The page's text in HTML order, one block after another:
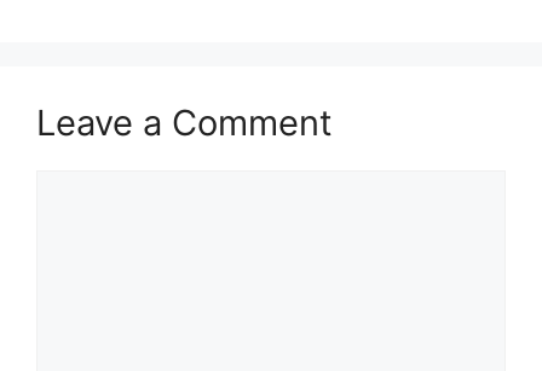
Leave a Comment